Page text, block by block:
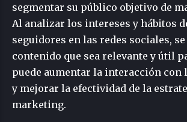
segmentar su público objetivo de
Al analizar los intereses y hábitos
seguidores en las redes sociales,
contenido que sea relevante y útil
puede aumentar la interacción con
y mejorar la efectividad de la
marketing.